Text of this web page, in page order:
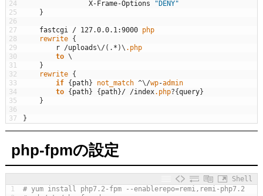
24
25
26
27
28
29
30
31
32
33
34
35
36
37
X- Frame-Options
"DENY"
}
fastcgi / 127.0.0.1:9000 php
rewrite {
r /uploads\/( . * )\ .php
to \
}
rewrite {
if { path} not_match ^\/wp-admin
to { path} { path}/ /index.php?{query}
}
}
php-fpmの設定
Shell
1
# yum install php7.2-fpm --enablerepo=remi,remi-php7.2